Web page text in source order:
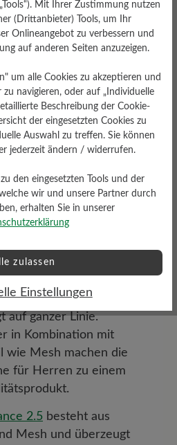
für
Schuhe die über 100-
– auch dieQualität des
auf ganzer Linie.
in Kombination mit
wie Mesh machen die
für Herren zu einem
2.5 besteht aus
Mesh und überzeugt
Mit Ihrer Zustimmung nutzen
(Drittanbieter) Tools, um Ihr
Onlineangebot zu verbessern und
auf anderen Seiten anzuzeigen.
um alle Cookies zu akzeptieren und
navigieren, oder auf „Individuelle
Beschreibung der Cookie-
der eingesetzten Cookies zu
Auswahl zu treffen. Sie können
jederzeit ändern / widerrufen.
den eingesetzten Tools und der
wir und unsere Partner durch
erhalten Sie in unserer
zulassen
Einstellungen